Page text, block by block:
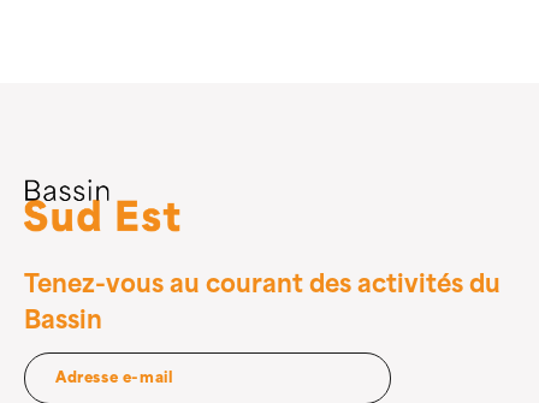
Tenez-vous au courant des activités du
Bassin